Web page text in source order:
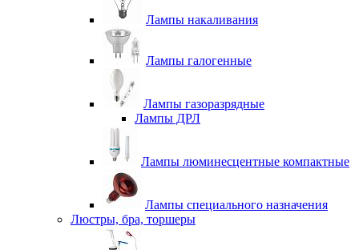
Лампы накаливания
Лампы галогенные
Лампы газоразрядные
Лампы ДРЛ
Лампы люминесцентные компактные
Лампы специального назначения
Люстры, бра, торшеры